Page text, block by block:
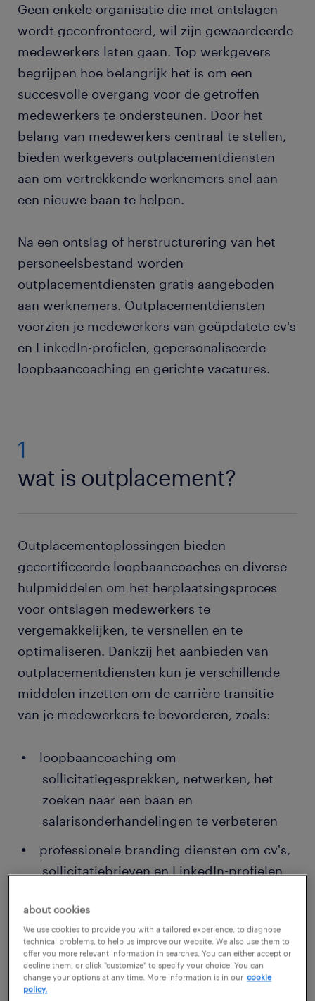
hoe profiteren bedrijven van
outplacementdiensten?
hoe profiteert talent van outplacementdiensten?
wat kost een outplacementoplossing?
wat voor ROI kunnen we verwachten van
outplacementdiensten?
hoe selecteren we een outplacementoplossing?
leer meer over outplacement.
Geen enkele organisatie die met ontslagen
wordt geconfronteerd, wil zijn gewaardeerde
medewerkers laten gaan. Top werkgevers
begrijpen hoe belangrijk het is om een
succesvolle overgang voor de getroffen
medewerkers te ondersteunen. Door het
belang van medewerkers centraal te stellen,
bieden werkgevers outplacementdiensten
aan om vertrekkende werknemers snel aan
een nieuwe baan te helpen.
Na een ontslag of herstructurering van het
personeelsbestand worden
outplacementdiensten gratis aangeboden
aan werknemers. Outplacementdiensten
voorzien je medewerkers van geüpdatete cv's
en LinkedIn-profielen, gepersonaliseerde
loopbaancoaching en gerichte vacatures.
1
wat is outplacement?
Outplacementoplossingen bieden
gecertificeerde loopbaancoaches en diverse
hulpmiddelen om het herplaatsingsproces
voor ontslagen medewerkers te
vergemakkelijken, te versnellen en te
optimaliseren. Dankzij het aanbieden van
outplacementdiensten kun je verschillende
middelen inzetten om de carrière transitie
van je medewerkers te bevorderen, zoals:
loopbaancoaching om
sollicitatiegesprekken, netwerken, het
zoeken naar een baan en
salarisonderhandelingen te verbeteren
professionele branding diensten om cv's,
sollicitatiebrieven en LinkedIn-profielen
te zoeken naar vacatures, assessments en
het volgen van webinars en trainingen
mogelijk te maken
about cookies
We use cookies to provide you with a tailored experience, to diagnose
technical problems, to help us improve our website. We also use them to
offer you more relevant information in searches. You can either accept or
decline them, or click "customize" to specify your choice. You can
change your options at any time. More information is in our cookie
policy.